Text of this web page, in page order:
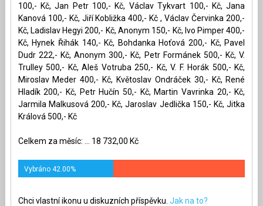
100,- Kč, Jan Petr 100,- Kč, Václav Tykvart 100,- Kč, Jana
Kanová 100,- Kč, Jiří Kobližka 400,- Kč , Václav Červinka 200,-
Kč, Ladislav Hegyi 200,- Kč, Anonym 150,- Kč, Ivo Pimper 400,-
Kč, Hynek Řihák 140,- Kč, Bohdanka Hoťová 200,- Kč, Pavel
Dudr 222,- Kč, Anonym 300,- Kč, Petr Formánek 500,- Kč, V.
Trulley 500,- Kč, Aleš Votruba 250,- Kč, V. F. Horák 500,- Kč,
Miroslav Meder 400,- Kč, Květoslav Ondráček 30,- Kč, René
Hladík 200,- Kč, Petr Hučín 50,- Kč, Martin Vavrinka 20,- Kč,
Jarmila Malkusová 200,- Kč, Jaroslav Jedlička 150,- Kč, Jitka
Králová 500,- Kč
Celkem za měsíc: ... 18 732,00 Kč
Vybráno 42.00%
Chci vlastní ikonu u diskuzních příspěvku. Jak na to?